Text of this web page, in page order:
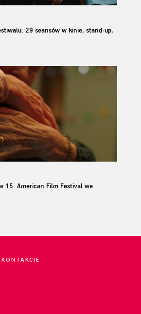
29 seansów w kinie, stand-up,
15. American Film Festival we